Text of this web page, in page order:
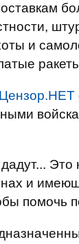
и
Цензор.НЕТ
и
помочь